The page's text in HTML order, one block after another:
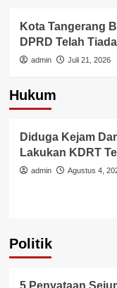
Kota Tangerang
DPRD Telah Tiada
admin Juli 21, 2026
Hukum
Berita Polisi
Diduga Kejam
Lakukan KDRT
admin Agustus 4,
Politik
Politik